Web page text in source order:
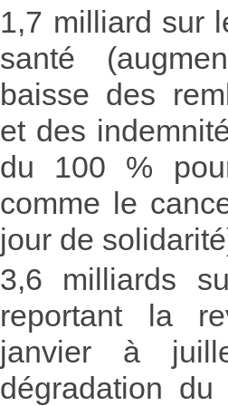
1,7 milliard sur
santé
baisse des
et des
du 100 %
comme le
jour de
3,6 milliards
reportant la
janvier à
dégradation du